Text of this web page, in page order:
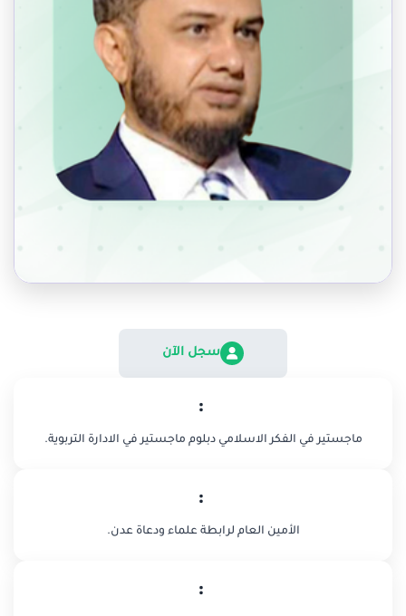
سجل الآن
:
ماجستير في الفكر الاسلامي دبلوم ماجستير في الادارة التربوية.
:
الأمين العام لرابطة علماء ودعاة عدن.
: